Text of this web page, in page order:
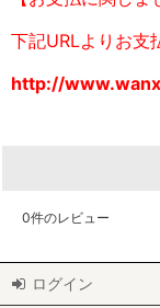
下記URLよりお支
http://
0件のレビュー
ログイン